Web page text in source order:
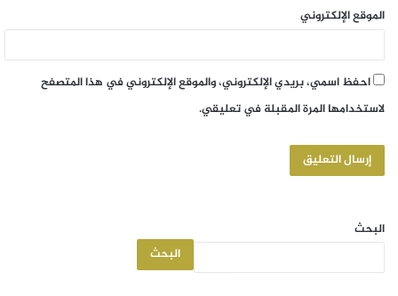
الموقع الإلكتروني
احفظ اسمي، بريدي الإلكتروني، والموقع الإلكتروني في هذا المتصفح
لاستخدامها المرة المقبلة في تعليقي.
البحث
البحث